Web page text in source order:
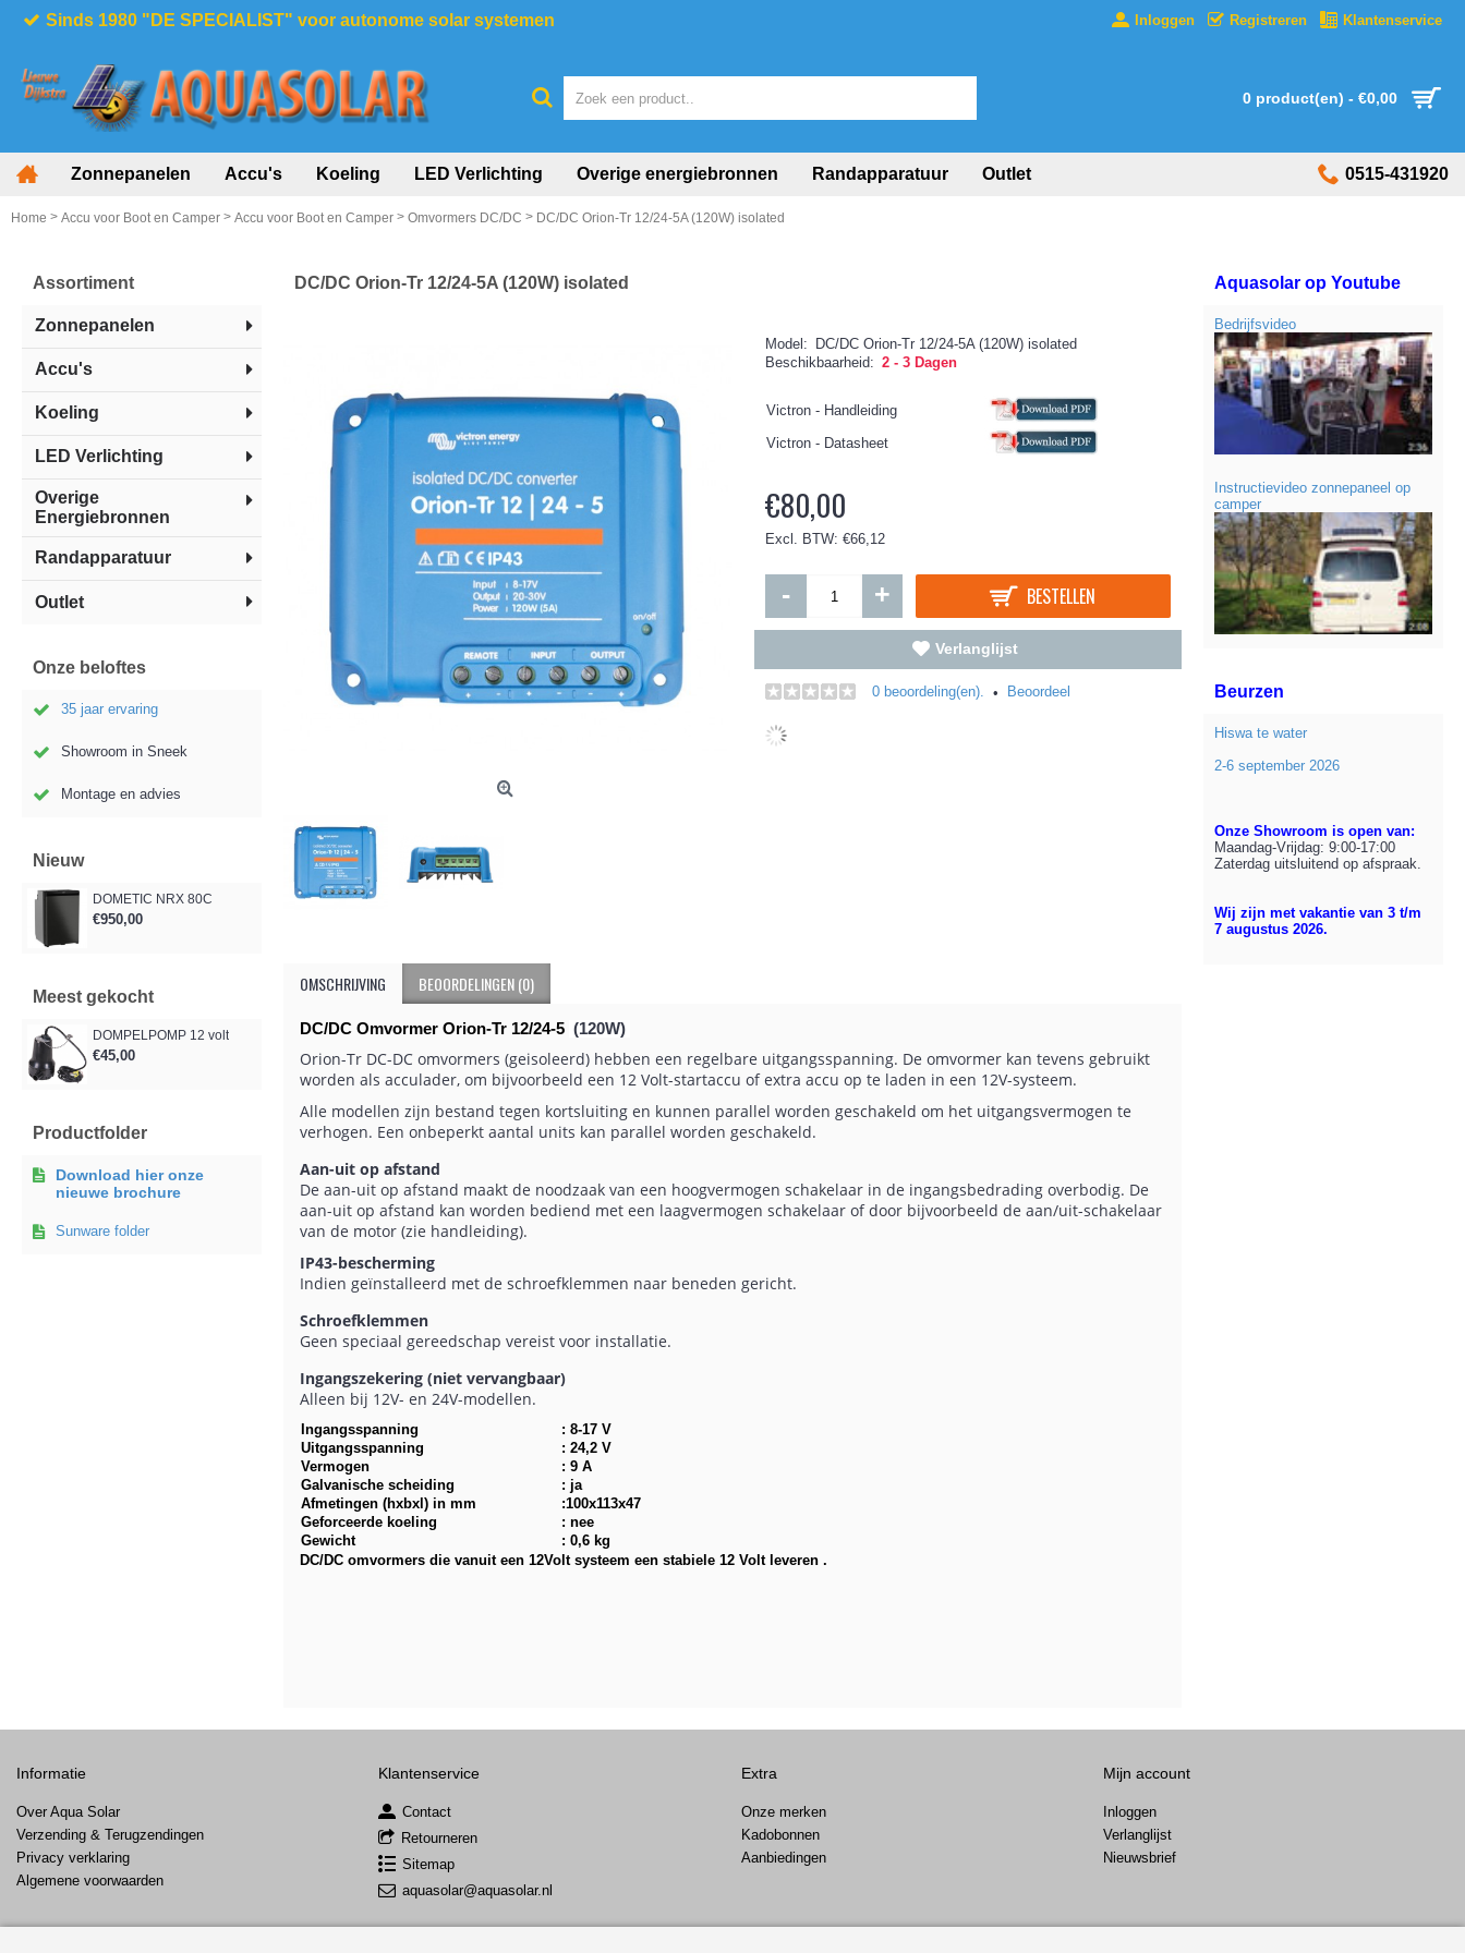
Sinds 1980 "DE SPECIALIST" voor autonome solar systemen Inloggen Registreren Klantenservice
0 product(en) - €0,00
Zonnepanelen Accu's Koeling LED Verlichting Overige energiebronnen Randapparatuur Outlet 0515-431920
Home > Accu voor Boot en Camper > Accu voor Boot en Camper > Omvormers DC/DC > DC/DC Orion-Tr 12/24-5A (120W) isolated
Assortiment
Zonnepanelen
Accu's
Koeling
LED Verlichting
Overige
Energiebronnen
Randapparatuur
Outlet
Onze beloftes
35 jaar ervaring
Showroom in Sneek
Montage en advies
Nieuw
DOMETIC NRX 80C
€950,00
Meest gekocht
DOMPELPOMP 12 volt
€45,00
Productfolder
Download hier onze
nieuwe brochure
Sunware folder
Aquasolar op Youtube
Bedrijfsvideo
Instructievideo zonnepaneel op
camper
Beurzen
Hiswa te water
2-6 september 2026
Onze Showroom is open van:
Maandag-Vrijdag: 9:00-17:00
Zaterdag uitsluitend op afspraak.
Wij zijn met vakantie van 3 t/m
7 augustus 2026.
DC/DC Orion-Tr 12/24-5A (120W) isolated
Model:
DC/DC Orion-Tr 12/24-5A (120W) isolated
Beschikbaarheid: 2 - 3 Dagen
Victron - Handleiding
Victron - Datasheet
€80,00
Excl. BTW: €66,12
- + BESTELLEN
Verlanglijst
0 beoordeling(en). • Beoordeel
OMSCHRIJVING BEOORDELINGEN (0)
DC/DC Omvormer Orion-Tr 12/24-5 (120W)
Orion-Tr DC-DC omvormers (geisoleerd) hebben een regelbare uitgangsspanning. De omvormer kan tevens gebruikt
worden als acculader, om bijvoorbeeld een 12 Volt-startaccu of extra accu op te laden in een 12V-systeem.
Alle modellen zijn bestand tegen kortsluiting en kunnen parallel worden geschakeld om het uitgangsvermogen te
verhogen. Een onbeperkt aantal units kan parallel worden geschakeld.
Aan-uit op afstand
De aan-uit op afstand maakt de noodzaak van een hoogvermogen schakelaar in de ingangsbedrading overbodig. De
aan-uit op afstand kan worden bediend met een laagvermogen schakelaar of door bijvoorbeeld de aan/uit-schakelaar
van de motor (zie handleiding).
IP43-bescherming
Indien geïnstalleerd met de schroefklemmen naar beneden gericht.
Schroefklemmen
Geen speciaal gereedschap vereist voor installatie.
Ingangszekering (niet vervangbaar)
Alleen bij 12V- en 24V-modellen.
Ingangsspanning
: 8-17 V
Uitgangsspanning
: 24,2 V
Vermogen
: 9 A
Galvanische scheiding
: ja
Afmetingen (hxbxl) in mm
:100x113x47
Geforceerde koeling
: nee
Gewicht
: 0,6 kg
DC/DC omvormers die vanuit een 12Volt systeem een stabiele 12 Volt leveren .
Informatie
Over Aqua Solar
Verzending & Terugzendingen
Privacy verklaring
Algemene voorwaarden
Klantenservice
Contact
Retourneren
Sitemap
aquasolar@aquasolar.nl
Extra
Onze merken
Kadobonnen
Aanbiedingen
Mijn account
Inloggen
Verlanglijst
Nieuwsbrief